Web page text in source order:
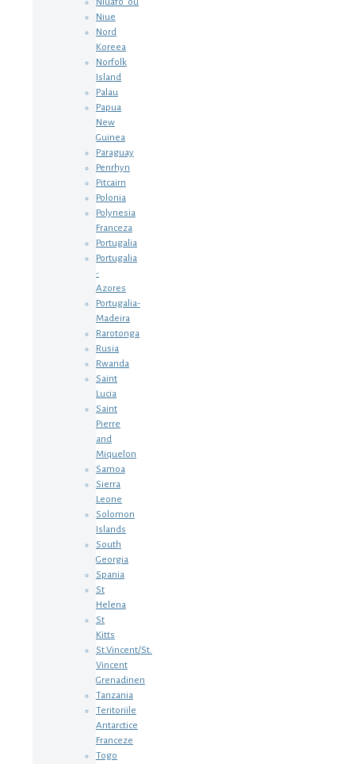
Niue
Nord
Koreea
Norfolk
Island
Palau
Papua
New
Guinea
Paraguay
Penrhyn
Pitcairn
Polonia
Polynesia
Franceza
Portugalia
Portugalia
-
Azores
Portugalia-
Madeira
Rarotonga
Rusia
Rwanda
Saint
Lucia
Saint
Pierre
and
Miquelon
Samoa
Sierra
Leone
Solomon
Islands
South
Georgia
Spania
St
Helena
St
Kitts
St.Vincent/St.
Vincent
Grenadinen
Tanzania
Teritoriile
Antarctice
Franceze
Togo